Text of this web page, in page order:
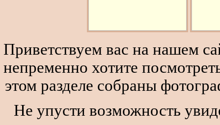
Приветствуем вас на нашем
непременно хотите
этом разделе собраны
Не упусти возможность